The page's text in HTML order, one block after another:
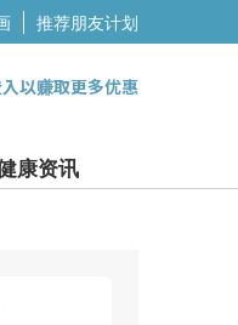
推荐朋友计划
以赚取更多优惠
康资讯